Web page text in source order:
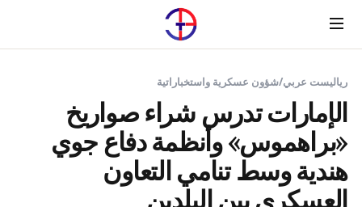
Menu
رياليست عربي/شؤون عسكرية واستخباراتية
الإمارات تدرس شراء صواريخ
«براهموس» وأنظمة دفاع جوي
هندية وسط تنامي التعاون
العسكري بين البلدين